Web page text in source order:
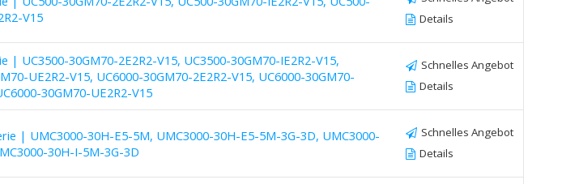
V15
Details
| UC3500-30GM70-2E2R2-V15, UC3500-30GM70-IE2R2-V15,
UE2R2-V15, UC6000-30GM70-2E2R2-V15, UC6000-30GM70-
30GM70-UE2R2-V15
Schnelles Angebot
Details
| UMC3000-30H-E5-5M, UMC3000-30H-E5-5M-3G-3D, UMC3000-
30H-I-5M-3G-3D
Schnelles Angebot
Details